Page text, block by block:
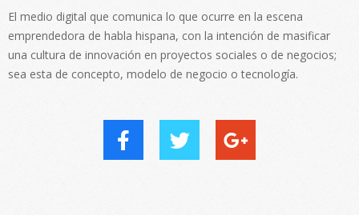
El medio digital que comunica lo que ocurre en la escena
emprendedora de habla hispana, con la intención de masificar
una cultura de innovación en proyectos sociales o de negocios;
sea esta de concepto, modelo de negocio o tecnología.